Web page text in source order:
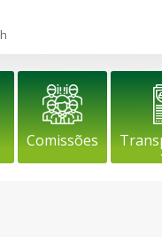
Comissões